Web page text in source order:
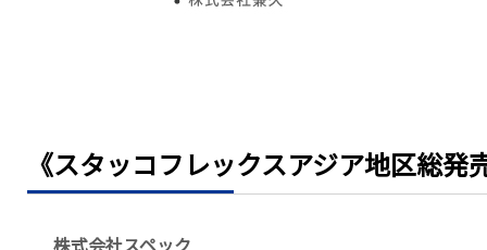
《スタッコフレックスアジア地区総発
株式会社スペック